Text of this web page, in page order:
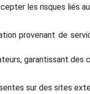
les risques liés
provenant de
garantissant des
sur des sites